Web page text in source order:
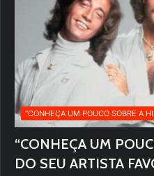
“CONHEÇA UM POUCO SOBRE A
“CONHEÇA UM
DO SEU ARTISTA